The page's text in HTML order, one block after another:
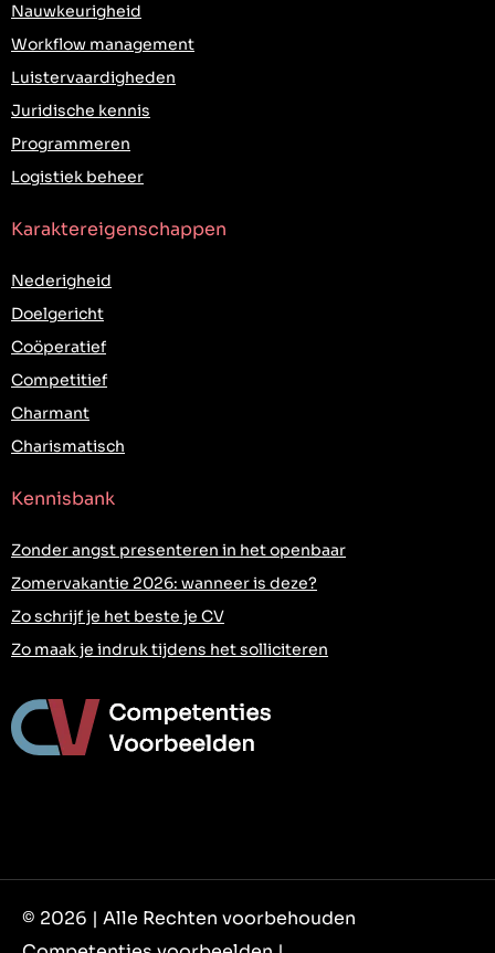
Nauwkeurigheid
Workflow management
Luistervaardigheden
Juridische kennis
Programmeren
Logistiek beheer
Karaktereigenschappen
Nederigheid
Doelgericht
Coöperatief
Competitief
Charmant
Charismatisch
Kennisbank
Zonder angst presenteren in het openbaar
Zomervakantie 2026: wanneer is deze?
Zo schrijf je het beste je CV
Zo maak je indruk tijdens het solliciteren
© 2026 | Alle Rechten voorbehouden